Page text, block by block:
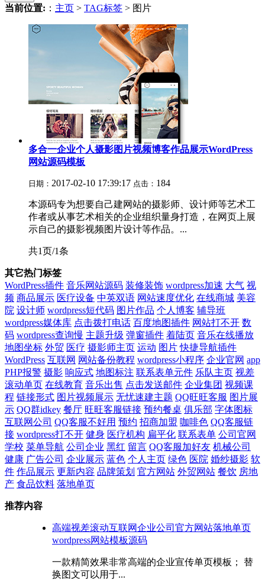
当前位置: ： 主页 > TAG标签 > 图片
多合一企业个人摄影图片视频博客作品展示WordPress
网站源码模板
日期： 2017-02-10 17:39:17 点击： 184
本源码专为想要自己建网站的摄影师、设计师等艺术工
作者或从事艺术相关的企业组织量身打造，在网页上展
示自己的摄影视频图片设计等作品。...
共1页/1条
其它热门标签
WordPress插件 音乐网站源码 装修装饰 wordpress加速 大气 视
频 商品展示 医疗设备 中英双语 网站速度优化 在线商城 美容
院 设计师 wordpress短代码 图片作品 个人博客 辅导班
wordpress媒体库 点击拨打电话 百度地图插件 网站打不开 数
码 wordpress查询慢 主题升级 弹窗插件 着陆页 音乐在线播放
地图坐标 外贸 医疗 摄影师主页 运动 图片 快捷导航插件
WordPress 互联网 网站备份教程 wordpress小程序 企业官网 app
PHP报警 摄影 响应式 地图标注 联系表单元件 乐队主页 视差
滚动单页 在线教育 音乐出售 点击发送邮件 企业集团 视频课
程 链接形式 图片视频展示 无忧速建主题 QQ旺旺客服 图片展
示 QQ群idkey 餐厅 旺旺客服链接 预约餐桌 俱乐部 字体图标
互联网公司 QQ客服不好用 预约 招商加盟 咖啡色 QQ客服链
接 wordpress打不开 健身 医疗机构 扁平化 联系表单 公司官网
学校 菜单导航 公司企业 黑红 留言 QQ客服加好友 机械公司
健康 广告公司 企业展示 蓝色 个人主页 绿色 医院 婚纱摄影 软
件 作品展示 更新内容 品牌策划 官方网站 外贸网站 餐饮 房地
产 食品饮料 落地单页
推荐内容
高端视差滚动互联网企业公司官方网站落地单页
wordpress网站模板源码
一款精简效果非常高端的企业宣传单页模板； 替
换图文可以用于...